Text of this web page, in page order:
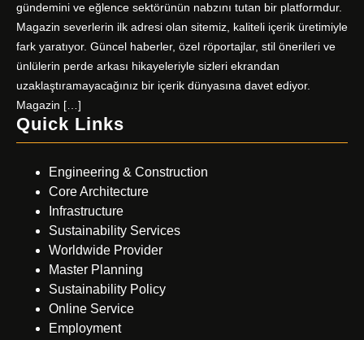
gündemini ve eğlence sektörünün nabzını tutan bir platformdur.
Magazin severlerin ilk adresi olan sitemiz, kaliteli içerik üretimiyle
fark yaratıyor. Güncel haberler, özel röportajlar, stil önerileri ve
ünlülerin perde arkası hikayeleriyle sizleri ekrandan
uzaklaştıramayacağınız bir içerik dünyasına davet ediyor.
Magazin […]
Quick Links
Engineering & Construction
Core Architecture
Infrastructure
Sustainability Services
Worldwide Provider
Master Planning
Sustainability Policy
Online Service
Employment